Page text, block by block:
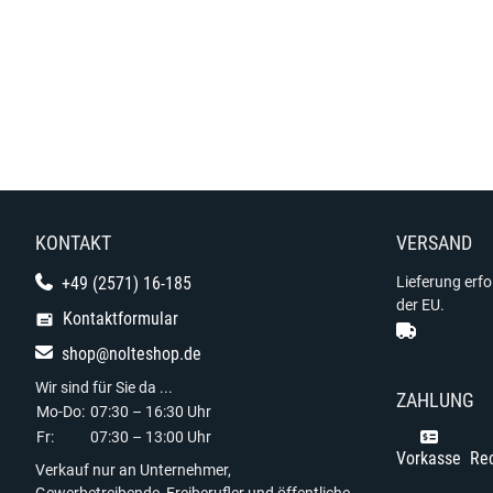
KONTAKT
+49 (2571) 16-185
Kontaktformular
shop@nolteshop.de
Wir sind für Sie da ...
Mo-Do: 07:30 – 16:30 Uhr
Fr:
07:30 – 13:00 Uhr
Verkauf nur an Unternehmer,
VERSAND
Lieferung
der EU.
ZAHLUNG
Vorkasse